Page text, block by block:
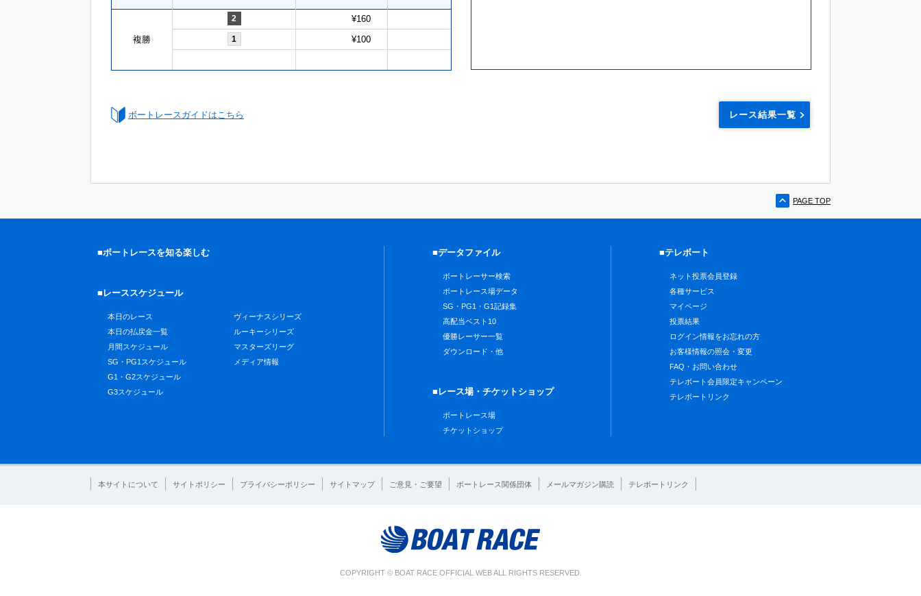
複勝
2 ¥160
1 ¥100
ボートレースガイドはこちら レース結果一覧
PAGE TOP
■ボートレースを知る楽しむ
■レーススケジュール
本日のレース
本日の払戻金一覧
月間スケジュール
SG・PG1スケジュール
G1・G2スケジュール
G3スケジュール
ヴィーナスシリーズ
ルーキーシリーズ
マスターズリーグ
メディア情報
■データファイル
ボートレーサー検索
ボートレース場データ
SG・PG1・G1記録集
高配当ベスト10
優勝レーサー一覧
ダウンロード・他
■レース場・チケットショップ
ボートレース場
チケットショップ
■テレボート
ネット投票会員登録
各種サービス
マイページ
投票結果
ログイン情報をお忘れの方
お客様情報の照会・変更
FAQ・お問い合わせ
テレボート会員限定キャンペーン
テレボートリンク
本サイトについて サイトポリシー プライバシーポリシー サイトマップ ご意見・ご要望 ボートレース関係団体 メールマガジン購読 テレボートリンク
COPYRIGHT © BOAT RACE OFFICIAL WEB ALL RIGHTS RESERVED.